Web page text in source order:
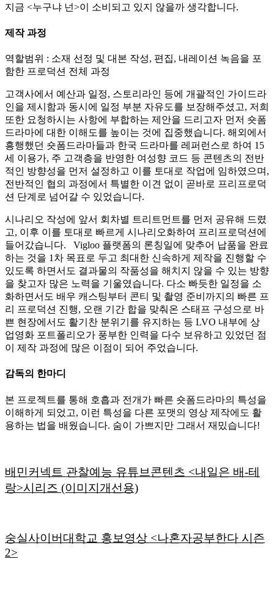
지금 <누구냐 넌>이 소비되고 있지 않을까 생각합니다.
제작 과정
역할범위 : 소재 선정 및 대본 작성, 편집, 내레이션 녹음을 포
함한 프로덕션 전체 과정
고객사에서 예산과 일정, 스토리라인 등에 개괄적인 가이드라
인을 제시함과 동시에 일정 부분 자유도를 보장해주셨고, 저희
또한 요청하시는 사항에 부합하는 제안을 드리고자 먼저 숏폼
드라마에 대한 이해도를 높이는 것에 집중했습니다. 해외에서
흥행했던 숏폼드라마들과 한국 드라마를 레퍼런스로 하여 15
세 이용가, 주 고객층을 반영한 여성향 코드 등 콘텐츠의 전반
적인 방향성을 먼저 설정하고 이를 토대로 작업에 임하였으며,
전반적인 협의 과정에서 특별한 이견 없이 곧바로 프리프로덕
션 단계로 넘어갈 수 있었습니다.
시나리오 작성에 앞서 회차별 트리트먼트를 먼저 공유해 드렸
고, 이후 이를 토대로 빠르게 시나리오화하여 프리프로덕션에
들어갔습니다. Vigloo 플랫폼의 론칭일에 맞추어 납품을 완료
하는 것을 1차 목표로 두고 최대한 신속하게 제작을 진행할 수
있도록 하면서도 결과물의 작품성을 해치지 않을 수 있는 방향
을 찾고자 많은 노력을 기울였습니다. 다소 빠듯한 일정을 소
화하면서도 배우 캐스팅부터 콘티 및 촬영 준비까지의 빠른 프
리 프로덕션 진행, 오랜 기간 합을 맞춰온 스태프 구성으로 바
쁜 현장에서도 활기찬 분위기를 유지하는 등 LVO 내부에 상
업영화 포트폴리오가 풍부한 인력을 다수 보유하고 있었던 점
이 제작 과정에 많은 이점이 되어 주었습니다.
감독의 한마디
본 프로젝트를 통해 호흡과 전개가 빠른 숏폼드라마의 특성을
이해하게 되었고, 이런 특성을 다른 포맷의 영상 제작에도 활
용하는 법을 배웠습니다. 숨이 가쁘지만 그래서 재밌습니다!
배민커넥트 관찰예능 유튜브콘텐츠 <내일은 배-테
랑>시리즈 (이미지개선용)
숭실사이버대학교 홍보영상 <나혼자공부한다 시즌
2>